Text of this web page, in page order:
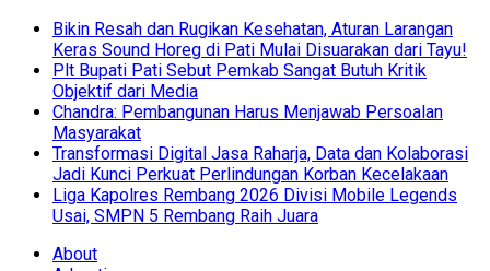
Bikin Resah dan Rugikan Kesehatan, Aturan Larangan
Keras Sound Horeg di Pati Mulai Disuarakan dari Tayu!
Plt Bupati Pati Sebut Pemkab Sangat Butuh Kritik
Objektif dari Media
Chandra: Pembangunan Harus Menjawab Persoalan
Masyarakat
Transformasi Digital Jasa Raharja, Data dan Kolaborasi
Jadi Kunci Perkuat Perlindungan Korban Kecelakaan
Liga Kapolres Rembang 2026 Divisi Mobile Legends
Usai, SMPN 5 Rembang Raih Juara
About